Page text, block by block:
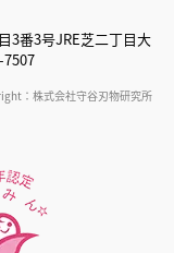
3番3号JRE芝二丁目大
：株式会社守谷刃物研究所